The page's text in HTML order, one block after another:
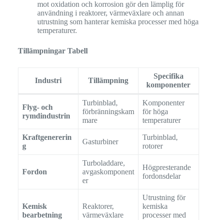
mot oxidation och korrosion gör den lämplig för
användning i reaktorer, värmeväxlare och annan
utrustning som hanterar kemiska processer med höga
temperaturer.
Tillämpningar Tabell
Industri Tillämpning
Specifika
komponenter
Flyg- och
rymdindustrin
Turbinblad,
förbränningskam
mare
Komponenter
för höga
temperaturer
Kraftgenererin
g
Gasturbiner
Turbinblad,
rotorer
Fordon
Turboladdare,
avgaskomponent
er
Högpresterande
fordonsdelar
Kemisk
bearbetning
Reaktorer,
värmeväxlare
Utrustning för
kemiska
processer med